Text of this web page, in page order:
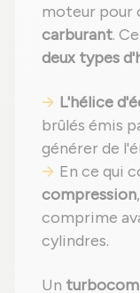
moteur pour
carburant.
deux types
L'hélice
brûlés émis
générer de
En ce qui
compression
comprime
cylindres.
Un